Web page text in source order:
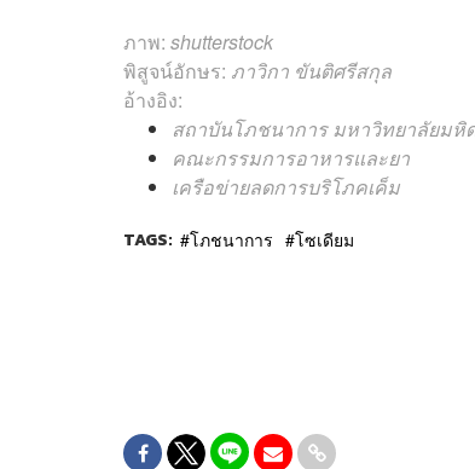
ภาพ: shutterstock
พิสูจน์อักษร: ภาวิกา ขันติศรีสกุล
อ้างอิง:
สถาบันโภชนาการ มหาวิทยาลัยมหิ
คณะกรรมการอาหารและยา
เครือข่ายลดการบริโภคเค็ม
TAGS: โภชนาการ โซเดียม